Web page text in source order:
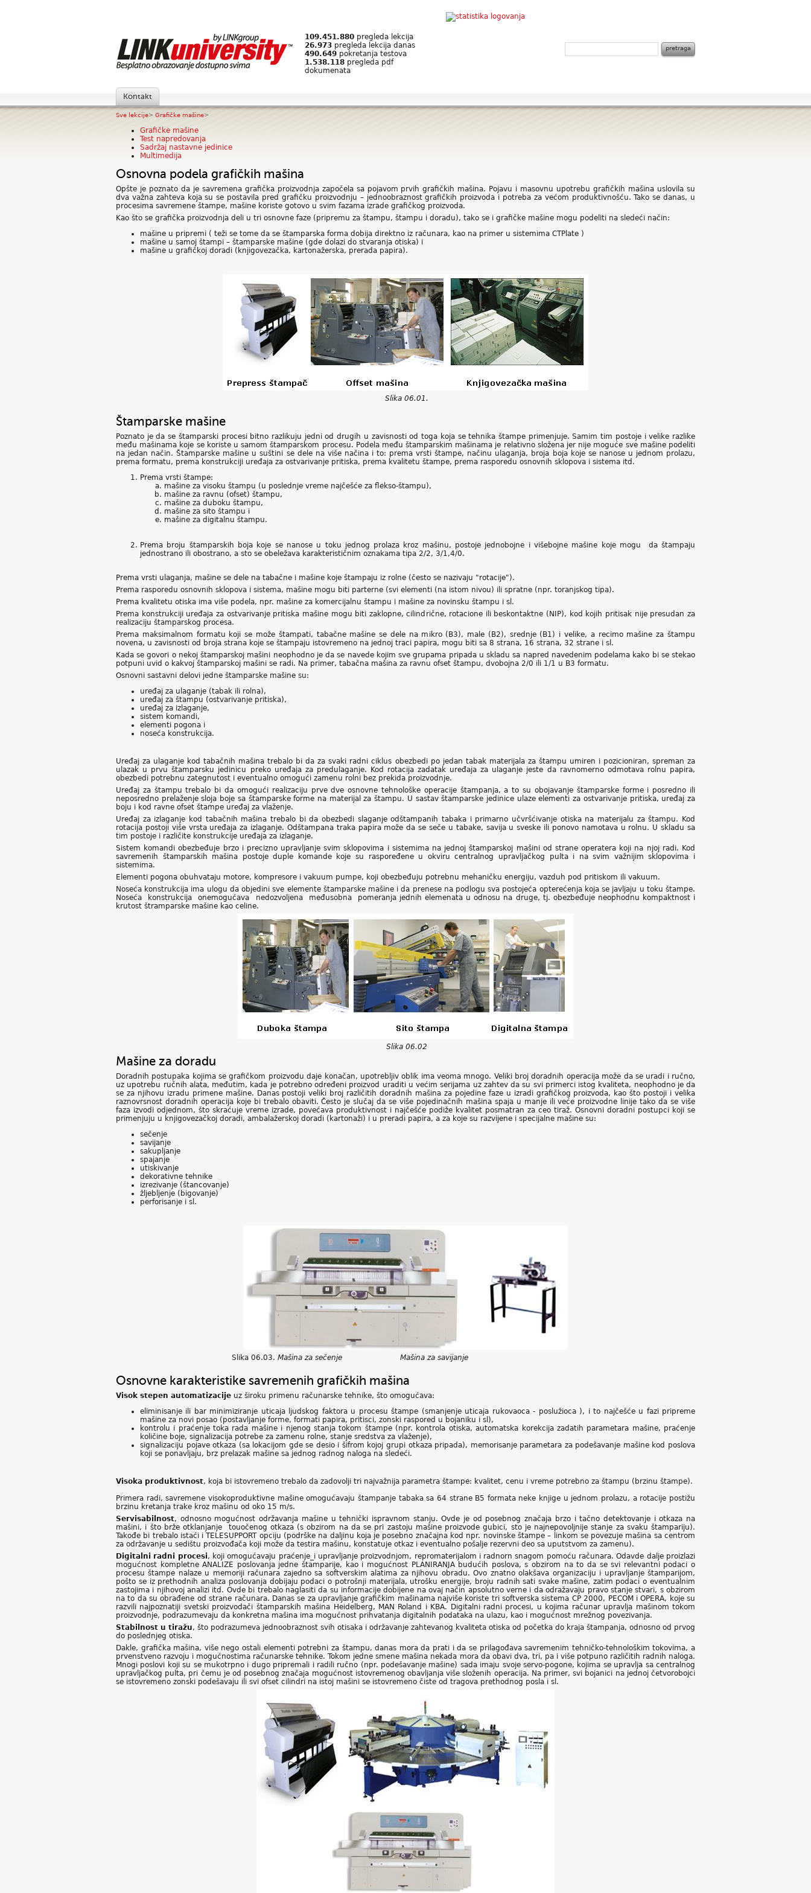
109.451.880 pregleda lekcija
26.973 pregleda lekcija danas
490.649 pokretanja testova
1.538.118 pregleda pdf
dokumenata
Kontakt
Sve lekcije> Grafičke mašine>
Grafičke mašine
Test napredovanja
Sadržaj nastavne jedinice
Multimedija
Osnovna podela grafičkih mašina
Opšte je poznato da je savremena grafička proizvodnja započela sa pojavom prvih grafičkih mašina. Pojavu i masovnu upotrebu grafičkih mašina uslovila su
dva važna zahteva koja su se postavila pred grafičku proizvodnju – jednoobraznost grafičkih proizvoda i potreba za većom produktivnošću. Tako se danas, u
procesima savremene štampe, mašine koriste gotovo u svim fazama izrade grafičkog proizvoda.
Kao što se grafička proizvodnja deli u tri osnovne faze (pripremu za štampu, štampu i doradu), tako se i grafičke mašine mogu podeliti na sledeći način:
mašine u pripremi ( teži se tome da se štamparska forma dobija direktno iz računara, kao na primer u sistemima CTPlate )
mašine u samoj štampi – štamparske mašine (gde dolazi do stvaranja otiska) i
mašine u grafičkoj doradi (knjigovezačka, kartonažerska, prerada papira).
Slika 06.01.
Štamparske mašine
Poznato je da se štamparski procesi bitno razlikuju jedni od drugih u zavisnosti od toga koja se tehnika štampe primenjuje. Samim tim postoje i velike razlike
među mašinama koje se koriste u samom štamparskom procesu. Podela među štamparskim mašinama je relativno složena jer nije moguće sve mašine podeliti
na jedan način. Štamparske mašine u suštini se dele na više načina i to: prema vrsti štampe, načinu ulaganja, broja boja koje se nanose u jednom prolazu,
prema formatu, prema konstrukciji uređaja za ostvarivanje pritiska, prema kvalitetu štampe, prema rasporedu osnovnih sklopova i sistema itd.
Prema vrsti štampe:
mašine za visoku štampu (u poslednje vreme najčešće za flekso-štampu),
mašine za ravnu (ofset) štampu,
mašine za duboku štampu,
mašine za sito štampu i
mašine za digitalnu štampu.
Prema broju štamparskih boja koje se nanose u toku jednog prolaza kroz mašinu, postoje jednobojne i višebojne mašine koje mogu da štampaju
jednostrano ili obostrano, a sto se obeležava karakterističnim oznakama tipa 2/2, 3/1,4/0.
Prema vrsti ulaganja, mašine se dele na tabačne i mašine koje štampaju iz rolne (često se nazivaju "rotacije").
Prema rasporedu osnovnih sklopova i sistema, mašine mogu biti parterne (svi elementi (na istom nivou) ili spratne (npr. toranjskog tipa).
Prema kvalitetu otiska ima više podela, npr. mašine za komercijalnu štampu i mašine za novinsku štampu i sl.
Prema konstrukciji uređaja za ostvarivanje pritiska mašine mogu biti zaklopne, cilindrične, rotacione ili beskontaktne (NIP), kod kojih pritisak nije presudan za
realizaciju štamparskog procesa.
Prema maksimalnom formatu koji se može štampati, tabačne mašine se dele na mikro (B3), male (B2), srednje (B1) i velike, a recimo mašine za štampu
novena, u zavisnosti od broja strana koje se štampaju istovremeno na jednoj traci papira, mogu biti sa 8 strana, 16 strana, 32 strane i sl.
Kada se govori o nekoj štamparskoj mašini neophodno je da se navede kojim sve grupama pripada u skladu sa napred navedenim podelama kako bi se stekao
potpuni uvid o kakvoj štamparskoj mašini se radi. Na primer, tabačna mašina za ravnu ofset štampu, dvobojna 2/0 ili 1/1 u B3 formatu.
Osnovni sastavni delovi jedne štamparske mašine su:
uređaj za ulaganje (tabak ili rolna),
uređaj za štampu (ostvarivanje pritiska),
uređaj za izlaganje,
sistem komandi,
elementi pogona i
noseća konstrukcija.
Uređaj za ulaganje kod tabačnih mašina trebalo bi da za svaki radni ciklus obezbedi po jedan tabak materijala za štampu umiren i pozicioniran, spreman za
ulazak u prvu štamparsku jedinicu preko uređaja za predulaganje. Kod rotacija zadatak uređaja za ulaganje jeste da ravnomerno odmotava rolnu papira,
obezbedi potrebnu zategnutost i eventualno omogući zamenu rolni bez prekida proizvodnje.
Uređaj za štampu trebalo bi da omogući realizaciju prve dve osnovne tehnološke operacije štampanja, a to su obojavanje štamparske forme i posredno ili
neposredno prelaženje sloja boje sa štamparske forme na materijal za štampu. U sastav štamparske jedinice ulaze elementi za ostvarivanje pritiska, uređaj za
boju i kod ravne ofset štampe uređaj za vlaženje.
Uređaj za izlaganje kod tabačnih mašina trebalo bi da obezbedi slaganje odštampanih tabaka i primarno učvršćivanje otiska na materijalu za štampu. Kod
rotacija postoji više vrsta uređaja za izlaganje. Odštampana traka papira može da se seče u tabake, savija u sveske ili ponovo namotava u rolnu. U skladu sa
tim postoje i različite konstrukcije uređaja za izlaganje.
Sistem komandi obezbeđuje brzo i precizno upravljanje svim sklopovima i sistemima na jednoj štamparskoj mašini od strane operatera koji na njoj radi. Kod
savremenih štamparskih mašina postoje duple komande koje su raspoređene u okviru centralnog upravljačkog pulta i na svim važnijim sklopovima i
sistemima.
Elementi pogona obuhvataju motore, kompresore i vakuum pumpe, koji obezbeđuju potrebnu mehaničku energiju, vazduh pod pritiskom ili vakuum.
Noseća konstrukcija ima ulogu da objedini sve elemente štamparske mašine i da prenese na podlogu sva postojeća opterećenja koja se javljaju u toku štampe.
Noseća konstrukcija onemogućava nedozvoljena međusobna pomeranja jednih elemenata u odnosu na druge, tj. obezbeđuje neophodnu kompaktnost i
krutost štramparske mašine kao celine.
Slika 06.02
Mašine za doradu
Doradnih postupaka kojima se grafičkom proizvodu daje konačan, upotrebljiv oblik ima veoma mnogo. Veliki broj doradnih operacija može da se uradi i ručno,
uz upotrebu ručnih alata, međutim, kada je potrebno određeni proizvod uraditi u većim serijama uz zahtev da su svi primerci istog kvaliteta, neophodno je da
se za njihovu izradu primene mašine. Danas postoji veliki broj različitih doradnih mašina za pojedine faze u izradi grafičkog proizvoda, kao što postoji i velika
raznovrsnost doradnih operacija koje bi trebalo obaviti. Često je slučaj da se više pojedinačnih mašina spaja u manje ili veće proizvodne linije tako da se više
faza izvodi odjednom, što skraćuje vreme izrade, povećava produktivnost i najčešće podiže kvalitet posmatran za ceo tiraž. Osnovni doradni postupci koji se
primenjuju u knjigovezačkoj doradi, ambalažerskoj doradi (kartonaži) i u preradi papira, a za koje su razvijene i specijalne mašine su:
sečenje
savijanje
sakupljanje
spajanje
utiskivanje
dekorativne tehnike
izrezivanje (štancovanje)
žljebljenje (bigovanje)
perforisanje i sl.
Slika 06.03. Mašina za sečenje Mašina za savijanje
Osnovne karakteristike savremenih grafičkih mašina
Visok stepen automatizacije uz široku primenu računarske tehnike, što omogućava:
eliminisanje ili bar minimiziranje uticaja ljudskog faktora u procesu štampe (smanjenje uticaja rukovaoca - poslužioca ), i to najčešće u fazi pripreme
mašine za novi posao (postavljanje forme, formati papira, pritisci, zonski raspored u bojaniku i sl),
kontrolu i praćenje toka rada mašine i njenog stanja tokom štampe (npr. kontrola otiska, automatska korekcija zadatih parametara mašine, praćenje
količine boje, signalizacija potrebe za zamenu rolne, stanje sredstva za vlaženje),
signalizaciju pojave otkaza (sa lokacijom gde se desio i šifrom kojoj grupi otkaza pripada), memorisanje parametara za podešavanje mašine kod poslova
koji se ponavljaju, brz prelazak mašine sa jednog radnog naloga na sledeći.
Visoka produktivnost, koja bi istovremeno trebalo da zadovolji tri najvažnija parametra štampe: kvalitet, cenu i vreme potrebno za štampu (brzinu štampe).
Primera radi, savremene visokoproduktivne mašine omogućavaju štampanje tabaka sa 64 strane B5 formata neke knjige u jednom prolazu, a rotacije postižu
brzinu kretanja trake kroz mašinu od oko 15 m/s.
Servisabilnost, odnosno mogućnost održavanja mašine u tehnički ispravnom stanju. Ovde je od posebnog značaja brzo i tačno detektovanje i otkaza na
mašini, i što brže otklanjanje touočenog otkaza (s obzirom na da se pri zastoju mašine proizvode gubici, sto je najnepovoljnije stanje za svaku štampariju).
Takođe bi trebalo istaći i TELESUPPORT opciju (podrške na daljinu koja je posebno značajna kod npr. novinske štampe – linkom se povezuje mašina sa centrom
za održavanje u sedištu proizvođača koji može da testira mašinu, konstatuje otkaz i eventualno pošalje rezervni deo sa uputstvom za zamenu).
Digitalni radni procesi, koji omogućavaju praćenje_i upravljanje proizvodnjom, repromaterijalom i radnorn snagom pomoću računara. Odavde dalje proizlazi
mogućnost kompletne ANALIZE poslovanja jedne štamparije, kao i mogućnost PLANIRANJA budućih poslova, s obzirom na to da se svi relevantni podaci o
procesu štampe nalaze u memoriji računara zajedno sa softverskim alatima za njihovu obradu. Ovo znatno olakšava organizaciju i upravljanje štamparijom,
pošto se iz prethodnih analiza poslovanja dobijaju podaci o potrošnji materijala, utrošku energije, broju radnih sati svake mašine, zatim podaci o eventualnim
zastojima i njihovoj analizi itd. Ovde bi trebalo naglasiti da su informacije dobijene na ovaj način apsolutno verne i da odražavaju pravo stanje stvari, s obzirom
na to da su obrađene od strane računara. Danas se za upravljanje grafičkim mašinama najviše koriste tri softverska sistema CP 2000, PECOM i OPERA, koje su
razvili najpoznatiji svetski proizvodači štamparskih mašina Heidelberg, MAN Roland i KBA. Digitalni radni procesi, u kojima računar upravlja mašinom tokom
proizvodnje, podrazumevaju da konkretna mašina ima mogućnost prihvatanja digitalnih podataka na ulazu, kao i mogućnost mrežnog povezivanja.
Stabilnost u tiražu, što podrazumeva jednoobraznost svih otisaka i održavanje zahtevanog kvaliteta otiska od početka do kraja štampanja, odnosno od prvog
do poslednjeg otiska.
Dakle, grafička mašina, više nego ostali elementi potrebni za štampu, danas mora da prati i da se prilagođava savremenim tehničko-tehnološkim tokovima, a
prvenstveno razvoju i mogućnostima računarske tehnike. Tokom jedne smene mašina nekada mora da obavi dva, tri, pa i više potpuno različitih radnih naloga.
Mnogi poslovi koji su se mukotrpno i dugo pripremali i radili ručno (npr. podešavanje mašine) sada imaju svoje servo-pogone, kojima se upravlja sa centralnog
upravljačkog pulta, pri čemu je od posebnog značaja mogućnost istovremenog obavljanja više složenih operacija. Na primer, svi bojanici na jednoj četvorobojci
se istovremeno zonski podešavaju ili svi ofset cilindri na istoj mašini se istovremeno čiste od tragova prethodnog posla i sl.